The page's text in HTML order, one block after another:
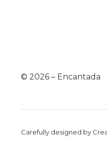
© 2026 – Encantada
Carefully designed by